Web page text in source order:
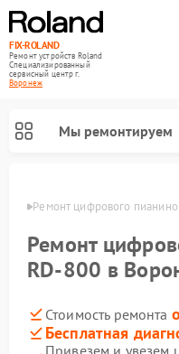
FIX-ROLAND
Ремонт устройств Roland
Специализированный
cервисный центр г.
Воронеж
Мы ремонтируем
Ремонт цифрового
Ремонт
RD-800 в
Стоимость ремонта
Бесплатная